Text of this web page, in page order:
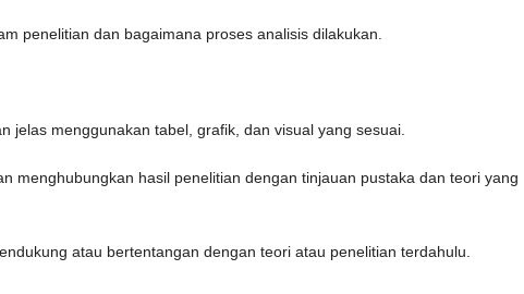
penelitian dan bagaimana proses analisis dilakukan.
jelas menggunakan tabel, grafik, dan visual yang sesuai.
menghubungkan hasil penelitian dengan tinjauan pustaka dan teori yang
atau bertentangan dengan teori atau penelitian terdahulu.